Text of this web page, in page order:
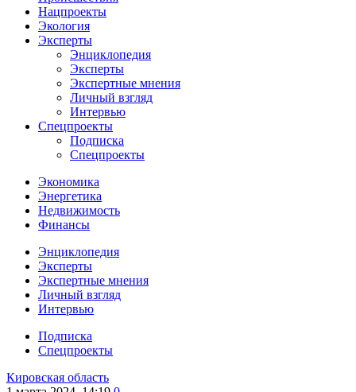
Нацпроекты
Экология
Эксперты
Энциклопедия
Эксперты
Экспертные мнения
Личный взгляд
Интервью
Спецпроекты
Подписка
Спецпроекты
Экономика
Энергетика
Недвижимость
Финансы
Энциклопедия
Эксперты
Экспертные мнения
Личный взгляд
Интервью
Подписка
Спецпроекты
Кировская область